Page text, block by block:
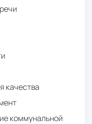
качества
коммунальной